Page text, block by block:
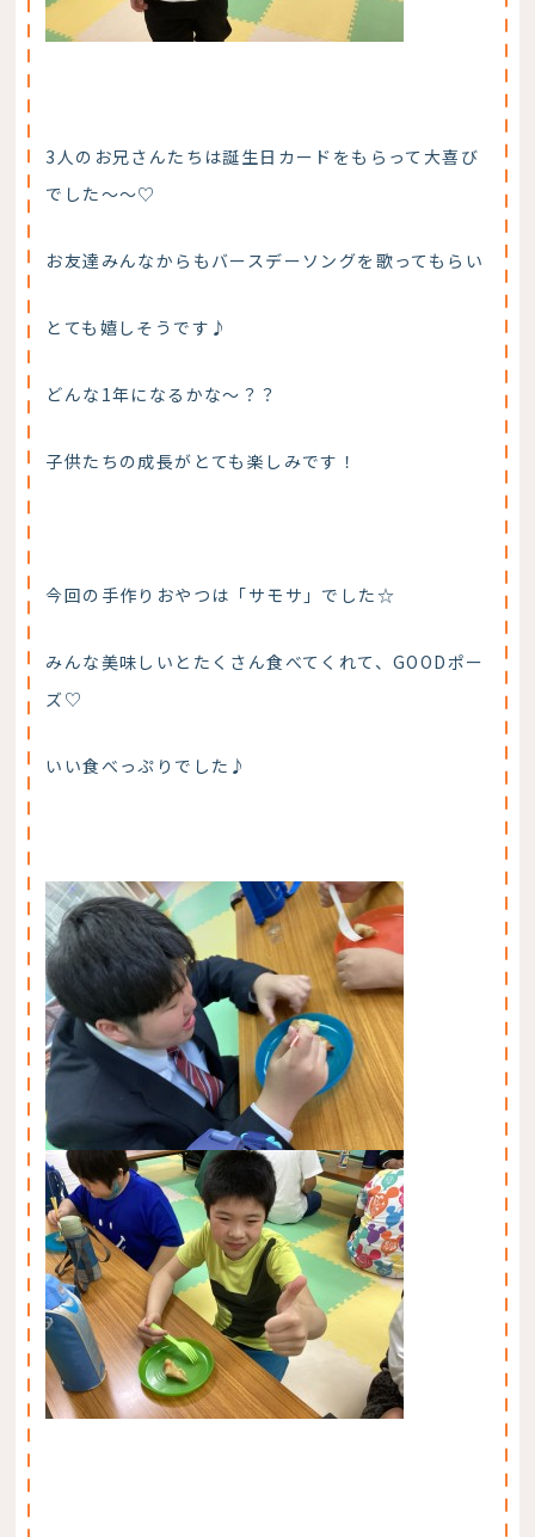
3人のお兄さんたちは誕生日カードをもらって大喜び
でした～～♡
お友達みんなからもバースデーソングを歌ってもらい
とても嬉しそうです♪
どんな1年になるかな～？？
子供たちの成長がとても楽しみです！
今回の手作りおやつは「サモサ」でした☆
みんな美味しいとたくさん食べてくれて、GOODポー
ズ♡
いい食べっぷりでした♪